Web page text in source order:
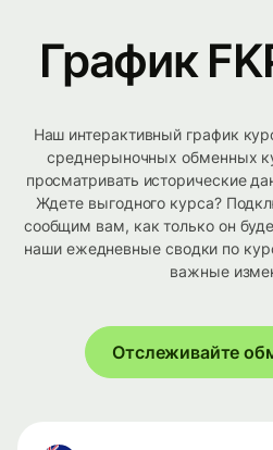
График
Наш интерактивный график
среднерыночных обменных
просматривать исторические
Ждете выгодного курса?
сообщим вам, как только он
наши ежедневные сводки по
важные
Отслеживайте